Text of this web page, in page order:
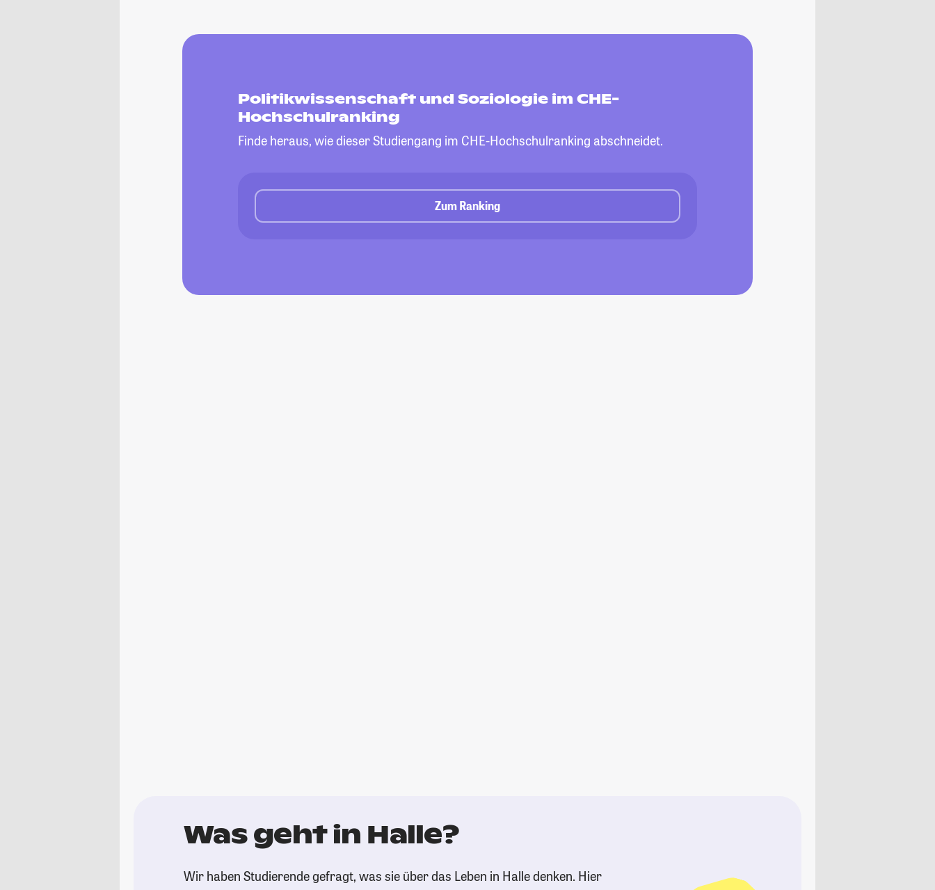
Politikwissenschaft und Soziologie im CHE-
Hochschulranking
Finde heraus, wie dieser Studiengang im CHE-Hochschulranking abschneidet.
Zum Ranking
Was geht in Halle?
Wir haben Studierende gefragt, was sie über das Leben in Halle denken. Hier